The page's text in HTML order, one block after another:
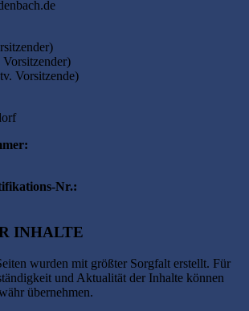
Vorsitzende)
Nr.:
INHALTE
wurden mit größter Sorgfalt erstellt. Für
und Aktualität der Inhalte können
übernehmen.